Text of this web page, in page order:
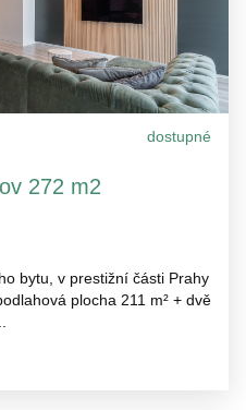
dostupné
272 m2
bytu, v prestižní části Prahy
plocha 211 m² + dvě